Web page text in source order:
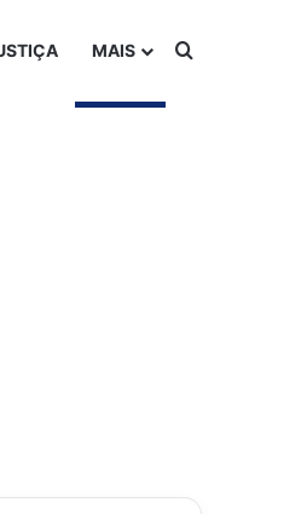
MAIS Procurar